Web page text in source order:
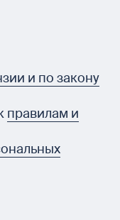
и по закону
правилам и